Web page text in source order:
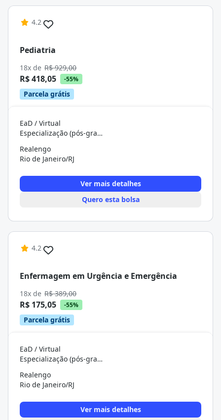
4.2
Pediatria
18x de R$ 929,00
R$ 418,05 -55%
Parcela grátis
EaD / Virtual
Especialização (pós-graduação)
Realengo
Rio de Janeiro/RJ
Ver mais detalhes
Quero esta bolsa
4.2
Enfermagem em Urgência e Emergência
18x de R$ 389,00
R$ 175,05 -55%
Parcela grátis
EaD / Virtual
Especialização (pós-graduação)
Realengo
Rio de Janeiro/RJ
Ver mais detalhes